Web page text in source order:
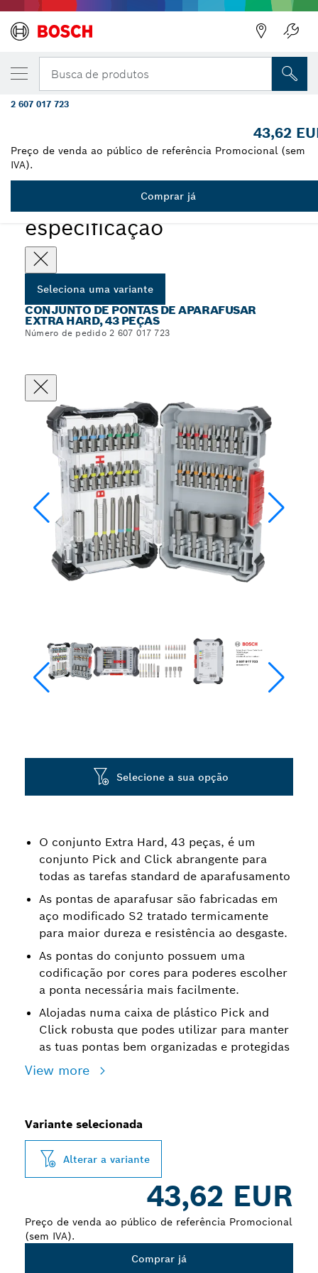
Busca de produtos
Escolhe a tua
especificação
Seleciona uma variante
CONJUNTO DE PONTAS DE APARAFUSAR
EXTRA HARD, 43 PEÇAS
Número de pedido 2 607 017 723
O conjunto Extra Hard, 43 peças, é um
conjunto Pick and Click abrangente para
todas as tarefas standard de aparafusamento
As pontas de aparafusar são fabricadas em
aço modificado S2 tratado termicamente
para maior dureza e resistência ao desgaste.
As pontas do conjunto possuem uma
codificação por cores para poderes escolher
a ponta necessária mais facilmente.
Alojadas numa caixa de plástico Pick and
Click robusta que podes utilizar para manter
as tuas pontas bem organizadas e protegidas
View more
Selecione a sua opção
Variante selecionada
Alterar a variante
43,62 EUR
Preço de venda ao público de referência Promocional
(sem IVA).
Comprar já
A VARIANTE QUE SELECIONASTE
Conjunto de pontas de aparafusar Extra
Hard, expositor, 43 peças
2 607 017 723
43,62
Preço de venda ao público de referência Promocional (sem
IVA).
Comprar já